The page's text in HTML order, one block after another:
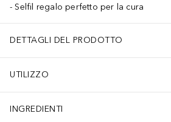
Selfil regalo perfetto per la cura
DETTAGLI DEL PRODOTTO
UTILIZZO
INGREDIENTI